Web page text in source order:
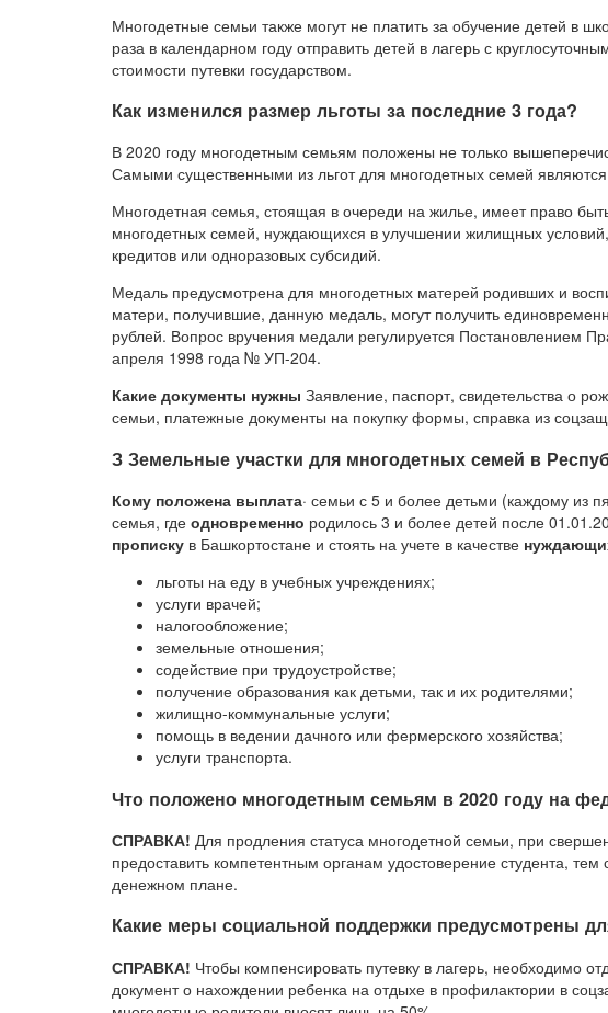
Многодетные семьи также могут не платить за обучение детей в
раза в календарном году отправить детей в лагерь с
стоимости путевки государством.
Как изменился размер льготы за последние 3 года?
В 2020 году многодетным семьям положены не только
Самыми существенными из льгот для многодетных семей
Многодетная семья, стоящая в очереди на жилье, имеет право
многодетных семей, нуждающихся в улучшении жилищных
кредитов или одноразовых субсидий.
Медаль предусмотрена для многодетных матерей родивших и
матери, получившие, данную медаль, могут получить
рублей. Вопрос вручения медали регулируется Постановлением
апреля 1998 года № УП-204.
Какие документы нужны Заявление, паспорт, свидетельства о
семьи, платежные документы на покупку формы, справка из
З Земельные участки для многодетных семей в
Кому положена выплата· семьи с 5 и более детьми (каждому из
семья, где одновременно родилось 3 и более детей после
прописку в Башкортостане и стоять на учете в качестве
льготы на еду в учебных учреждениях;
услуги врачей;
налогообложение;
земельные отношения;
содействие при трудоустройстве;
получение образования как детьми, так и их родителями;
жилищно-коммунальные услуги;
помощь в ведении дачного или фермерского хозяйства;
услуги транспорта.
Что положено многодетным семьям в 2020 году на
СПРАВКА! Для продления статуса многодетной семьи, при
предоставить компетентным органам удостоверение студента,
денежном плане.
Какие меры социальной поддержки предусмотрены
СПРАВКА! Чтобы компенсировать путевку в лагерь, необходимо
документ о нахождении ребенка на отдыхе в профилактории в